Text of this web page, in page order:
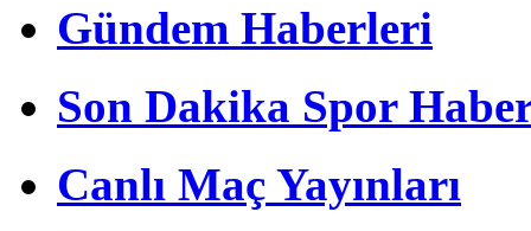
Gündem Haberleri
Son Dakika Spor
Canlı Maç Yayınları